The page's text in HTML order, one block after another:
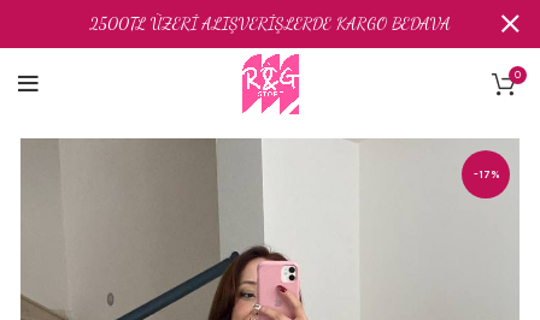
0
-17%
2500TL ÜZERİ ALIŞVERİŞLERDE KARGO BEDAVA